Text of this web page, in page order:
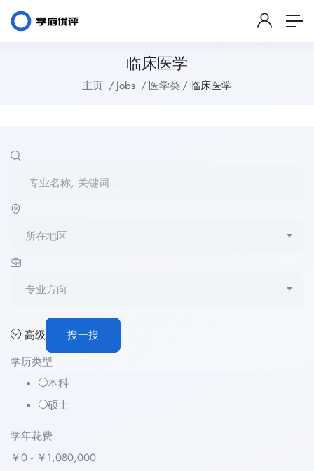
临床医学
主页 Jobs 医学类 临床医学
所在地区
专业方向
高级
搜一搜
学历类型
本科
硕士
学年花费
￥0 - ￥1,080,000